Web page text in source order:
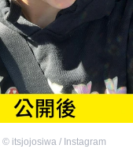
© itsjojosiwa / Instagram